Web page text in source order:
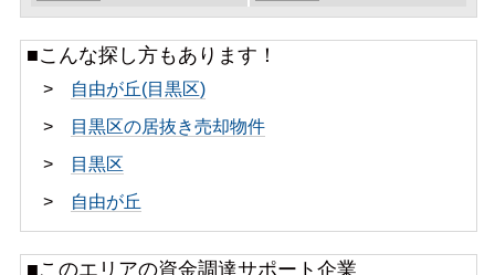
■こんな探し方もあります！
>
自由が丘(目黒区)
>
目黒区の居抜き売却物件
>
目黒区
>
自由が丘
■このエリアの資金調達サポート企業